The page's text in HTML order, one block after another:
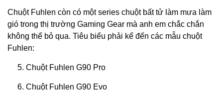
Chuột Fuhlen còn có một series chuột bất tử làm mưa làm
gió trong thị trường Gaming Gear mà anh em chắc chắn
không thể bỏ qua. Tiêu biểu phải kể đến các mẫu chuột
Fuhlen:
5. Chuột Fuhlen G90 Pro
6. Chuột Fuhlen G90 Evo